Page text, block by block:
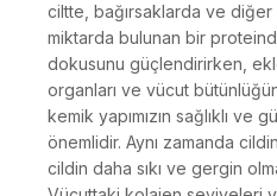
ciltte, bağırsaklarda ve
miktarda bulunan bir
dokusunu güçlendirirken,
organları ve vücut
kemik yapımızın sağlıklı ve
önemlidir. Aynı zamanda
cildin daha sıkı ve gergin